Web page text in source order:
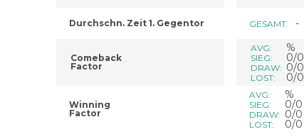
Durchschn. Zeit 1. Gegentor
Comeback
Factor
Winning
Factor
GESAMT: -
AVG: %
SIEG: 0/0
DRAW: 0/0
LOST: 0/0
AVG: %
SIEG: 0/0
DRAW: 0/0
LOST: 0/0